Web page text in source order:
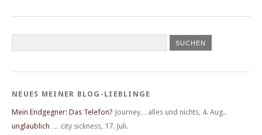
NEUES MEINER BLOG-LIEBLINGE
Mein Endgegner: Das Telefon? Journey…alles und nichts, 4. Aug..
unglaublich … city sickness, 17. Juli.